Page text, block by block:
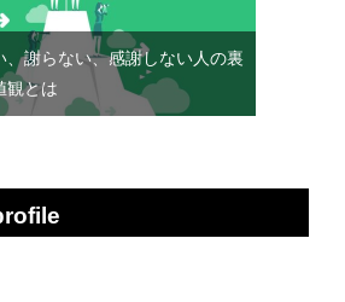
、謝らない、感謝しない人の裏
観とは